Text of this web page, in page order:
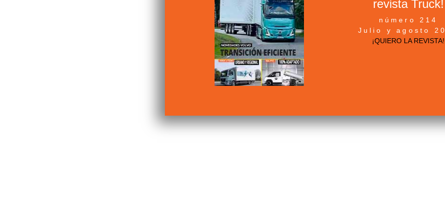
revista Truck!
número 214
Julio y agosto
¡QUIERO LA REVISTA!